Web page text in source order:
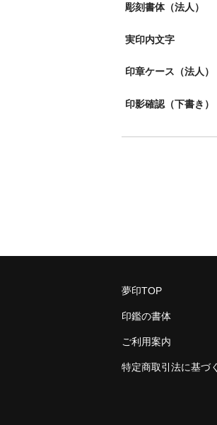
彫刻書体（法人）
実印内文字
印章ケース（法人）
印影確認（下書き）
夢印TOP
印鑑の書体
ご利用案内
特定商取引法に基づ